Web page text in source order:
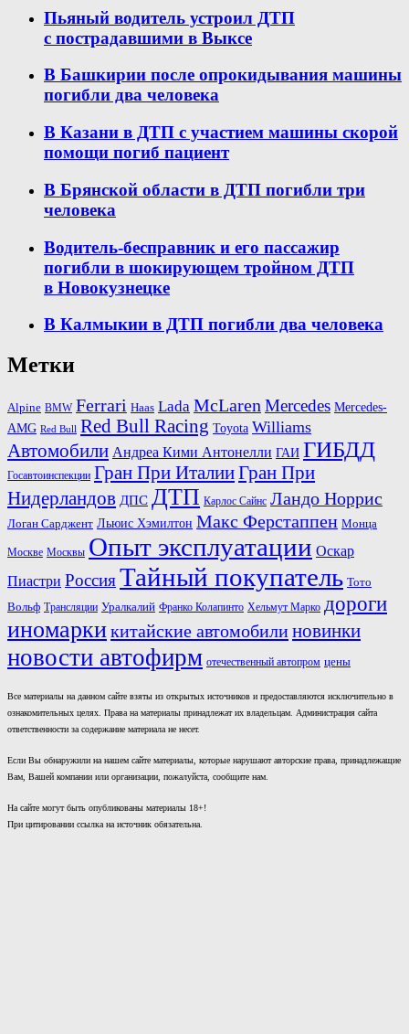
Пьяный водитель устроил ДТП
с пострадавшими в Выксе
В Башкирии после опрокидывания машины
погибли два человека
В Казани в ДТП с участием машины скорой
помощи погиб пациент
В Брянской области в ДТП погибли три
человека
Водитель-бесправник и его пассажир
погибли в шокирующем тройном ДТП
в Новокузнецке
В Калмыкии в ДТП погибли два человека
Метки
Alpine BMW Ferrari Haas Lada McLaren Mercedes Mercedes-
AMG Red Bull Red Bull Racing Toyota Williams
Автомобили Андреа Кими Антонелли ГАИ ГИБДД
Госавтоинспекции Гран При ИталииГран При
Нидерландов ДПС ДТП Карлос Сайнс Ландо Норрис
Логан Сарджент Льюис Хэмилтон Макс Ферстаппен Монца
Москве Москвы Опыт эксплуатации Оскар
Пиастри РоссияТайный покупатель Тото
Вольф Трансляции Уралкалий Франко Колапинто Хельмут Марко дороги
иномаркикитайские автомобилиновинки
новости автофирм отечественный автопром цены
Все материалы на данном сайте взяты из открытых источников и предоставляются исключительно в
ознакомительных целях. Права на материалы принадлежат их владельцам. Администрация сайта
ответственности за содержание материала не несет.
Если Вы обнаружили на нашем сайте материалы, которые нарушают авторские права, принадлежащие
Вам, Вашей компании или организации, пожалуйста, сообщите нам.
На сайте могут быть опубликованы материалы 18+!
При цитировании ссылка на источник обязательна.